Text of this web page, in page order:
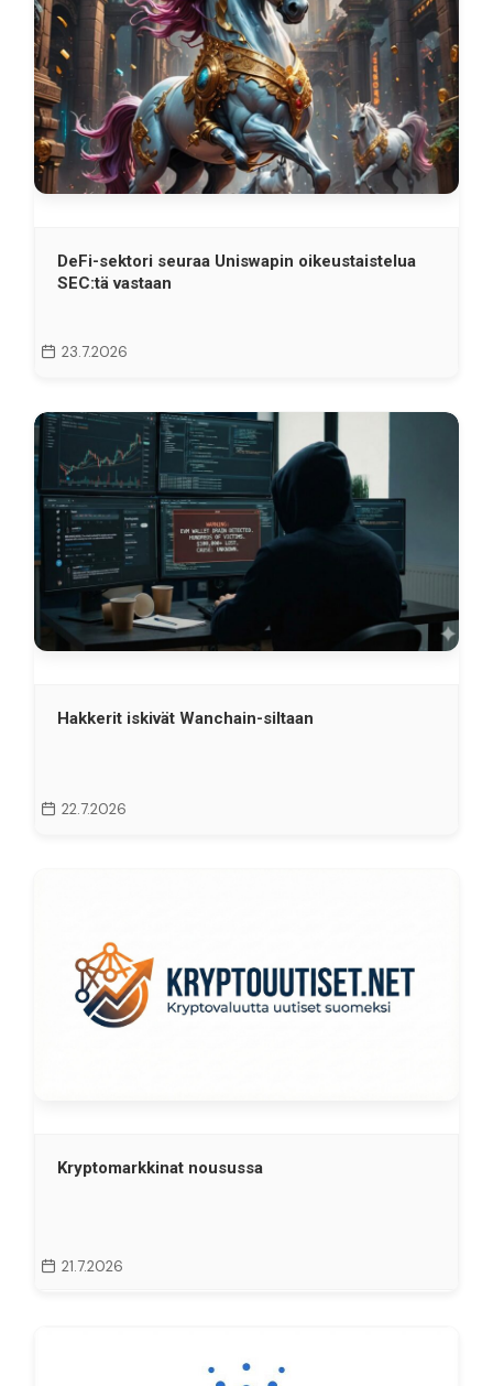
DeFi-sektori seuraa Uniswapin oikeustaistelua
SEC:tä vastaan
23.7.2026
Hakkerit iskivät Wanchain-siltaan
22.7.2026
Kryptomarkkinat nousussa
21.7.2026